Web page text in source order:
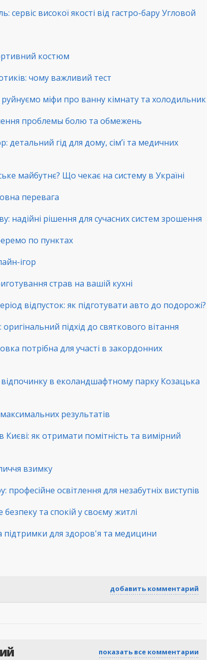
сервіс високої якості від гастро-бару Угловой
костюм
чому важливий тест
міфи про ванну кімнату та холодильник
проблемы болю та обмежень
детальний гід для дому, сім’ї та медичних
майбутнє? Що чекає на систему в Україні
перевага
надійні рішення для сучасних систем зрошення
по пунктах
ігор
страв на вашій кухні
відпусток: як підготувати авто до подорожі?
підхід до святкового вітання
потрібна для участі в закордонних
в еколандшафтному парку Козацька
результатів
як отримати помітність та вимірний
взимку
освітлення для незабутніх виступів
та спокій у своєму житлі
для здоров'я та медицини
добавить комментарий
показать все комментарии